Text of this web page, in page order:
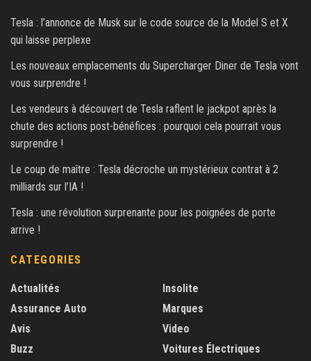
Tesla : l’annonce de Musk sur le code source de la Model S et X
qui laisse perplexe
Les nouveaux emplacements du Supercharger Diner de Tesla vont
vous surprendre !
Les vendeurs à découvert de Tesla raflent le jackpot après la
chute des actions post-bénéfices : pourquoi cela pourrait vous
surprendre !
Le coup de maître : Tesla décroche un mystérieux contrat à 2
milliards sur l’IA !
Tesla : une révolution surprenante pour les poignées de porte
arrive !
CATEGORIES
Actualités
Assurance Auto
Avis
Buzz
Insolite
Marques
Video
Voitures Électriques